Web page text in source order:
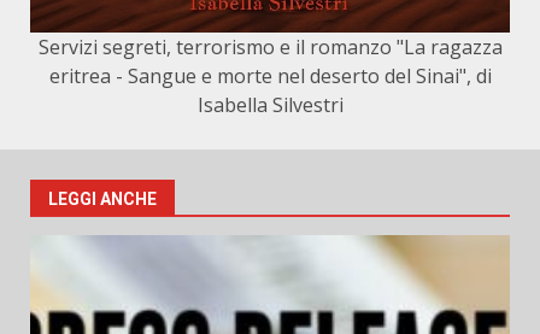
Servizi segreti, terrorismo e il romanzo "La ragazza
eritrea - Sangue e morte nel deserto del Sinai", di
Isabella Silvestri
LEGGI ANCHE